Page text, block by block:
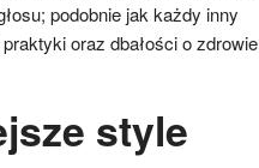
podobnie jak każdy inny
oraz dbałości o zdrowie
style